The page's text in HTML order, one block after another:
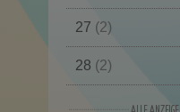
27 (2)
28 (2)